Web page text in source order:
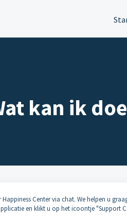
kan ik
Center via chat. We helpen u
en klikt u op het icoontje "Support